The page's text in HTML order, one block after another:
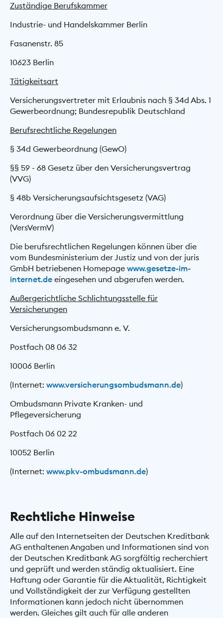
Zuständige Berufskammer
Industrie- und Handelskammer Berlin
Fasanenstr. 85
10623 Berlin
Tätigkeitsart
Versicherungsvertreter mit Erlaubnis nach § 34d Abs. 1
Gewerbeordnung; Bundesrepublik Deutschland
Berufsrechtliche Regelungen
§ 34d Gewerbeordnung (GewO)
§§ 59 - 68 Gesetz über den Versicherungs­vertrag
(VVG)
§ 48b Versicherungsaufsichtsgesetz (VAG)
Verordnung über die Versicherungsvermittlung
(VersVermV)
Die berufsrechtlichen Regelungen können über die
vom Bundesministerium der Justiz und von der juris
GmbH betriebenen Homepage www.gesetze-im-
internet.de eingesehen und abgerufen werden.
Außergerichtliche Schlichtungsstelle für
Versicherungen
Versicherungsombudsmann e. V.
Postfach 08 06 32
10006 Berlin
(Internet: www.versicherungsombudsmann.de)
Ombudsmann Private Kranken- und
Pflegeversicherung
Postfach 06 02 22
10052 Berlin
(Internet: www.pkv-ombudsmann.de)
Rechtliche Hinweise
Alle auf den Internetseiten der Deutschen Kreditbank
AG enthaltenen Angaben und Informationen sind von
der Deutschen Kreditbank AG sorgfältig recherchiert
und geprüft und werden ständig aktualisiert. Eine
Haftung oder Garantie für die Aktualität, Richtigkeit
und Vollständigkeit der zur Verfügung gestellten
Informationen kann jedoch nicht übernommen
werden. Gleiches gilt auch für alle anderen